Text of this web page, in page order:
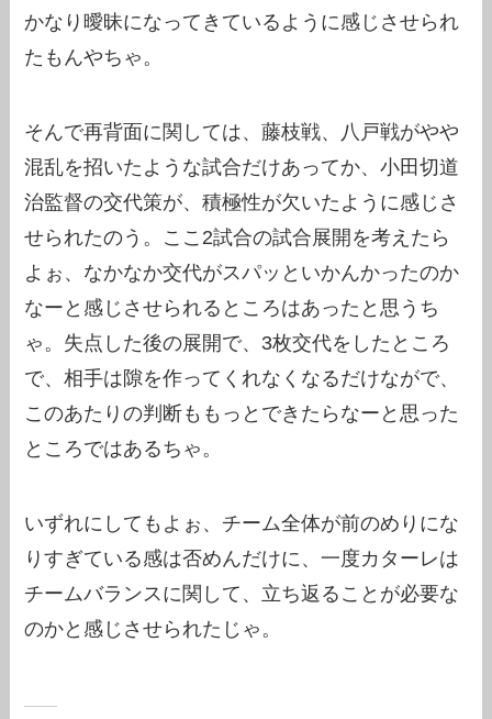
かなり曖昧になってきているように感じさせられ
たもんやちゃ。
そんで再背面に関しては、藤枝戦、八戸戦がやや
混乱を招いたような試合だけあってか、小田切道
治監督の交代策が、積極性が欠いたように感じさ
せられたのう。ここ2試合の試合展開を考えたら
よぉ、なかなか交代がスパッといかんかったのか
なーと感じさせられるところはあったと思うち
ゃ。失点した後の展開で、3枚交代をしたところ
で、相手は隙を作ってくれなくなるだけながで、
このあたりの判断ももっとできたらなーと思った
ところではあるちゃ。
いずれにしてもよぉ、チーム全体が前のめりにな
りすぎている感は否めんだけに、一度カターレは
チームバランスに関して、立ち返ることが必要な
のかと感じさせられたじゃ。